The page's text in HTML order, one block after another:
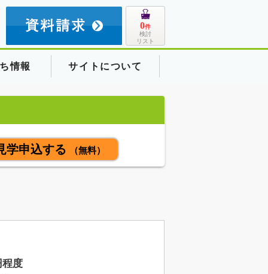
0件
検討
リスト
情報 サイトについて
学申込する （無料）
程度